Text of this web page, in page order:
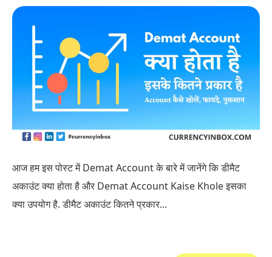
आज हम इस पोस्ट में Demat Account के बारे में जानेंगे कि डीमैट
अकाउंट क्या होता है और Demat Account Kaise Khole इसका
क्या उपयोग है. डीमैट अकाउंट कितने प्रकार...